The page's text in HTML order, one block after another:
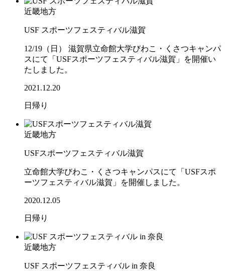
近畿地方
USF スポーツフェスティバル滋賀
12/19（日） 滋賀県立命館大学びわこ・くさつキャンパ
スにて「USFスポーツフェスティバル滋賀」を開催い
たしました。
2021.12.20
日帰り
近畿地方
USFスポーツフェスティバル滋賀
立命館大学びわこ・くさつキャンパスにて「USFスポ
ーツフェスティバル滋賀」を開催しました。
2020.12.05
日帰り
近畿地方
USF スポーツフェスティバル in 奈良